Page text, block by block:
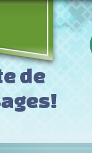
de